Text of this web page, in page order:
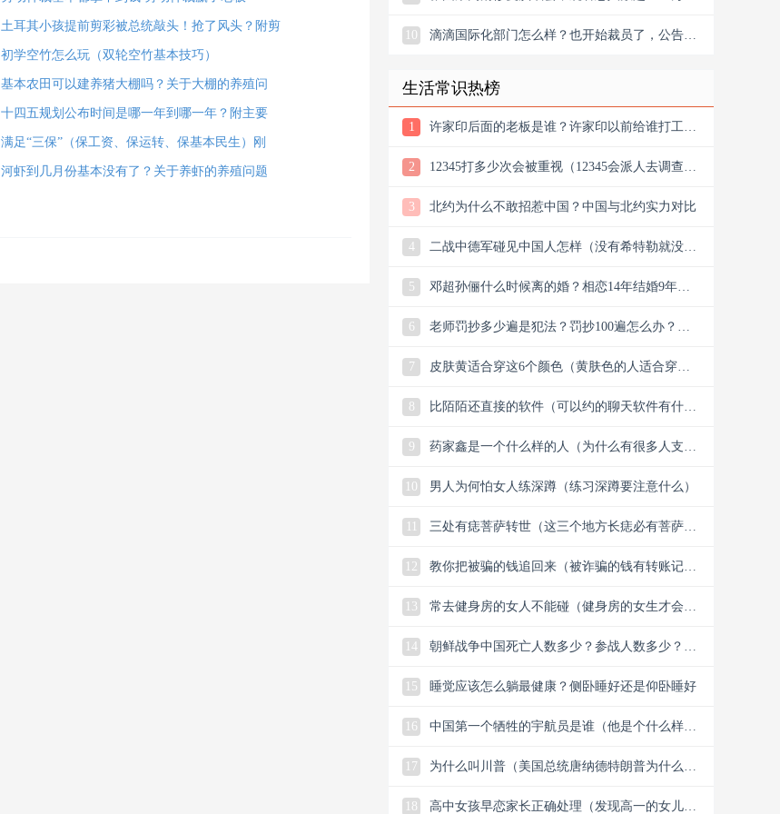
土耳其小孩提前剪彩被总统敲头！抢了风头？附剪
初学空竹怎么玩（双轮空竹基本技巧）
基本农田可以建养猪大棚吗？关于大棚的养殖问
十四五规划公布时间是哪一年到哪一年？附主要
满足“三保”（保工资、保运转、保基本民生）刚
河虾到几月份基本没有了？关于养虾的养殖问题
10
滴滴国际化部门怎么样？也开始裁员了，公告宣
生活常识热榜
1
许家印后面的老板是谁？许家印以前给谁打工？
2
12345打多少次会被重视（12345会派人去调查
3
北约为什么不敢招惹中国？中国与北约实力对比
4
二战中德军碰见中国人怎样（没有希特勒就没有
5
邓超孙俪什么时候离的婚？相恋14年结婚9年说
6
老师罚抄多少遍是犯法？罚抄100遍怎么办？算
7
皮肤黄适合穿这6个颜色（黄肤色的人适合穿什
8
比陌陌还直接的软件（可以约的聊天软件有什
9
药家鑫是一个什么样的人（为什么有很多人支持
10
男人为何怕女人练深蹲（练习深蹲要注意什么）
三处有痣菩萨转世（这三个地方长痣必有菩萨保
12
教你把被骗的钱追回来（被诈骗的钱有转账记录
13
常去健身房的女人不能碰（健身房的女生才会懂
14
朝鲜战争中国死亡人数多少？参战人数多少？中
15
睡觉应该怎么躺最健康？侧卧睡好还是仰卧睡好
16
中国第一个牺牲的宇航员是谁（他是个什么样的
17
为什么叫川普（美国总统唐纳德特朗普为什么叫
18
高中女孩早恋家长正确处理（发现高一的女儿早